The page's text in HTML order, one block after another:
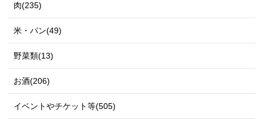
肉(235)
米・パン(49)
野菜類(13)
お酒(206)
イベントやチケット等(505)